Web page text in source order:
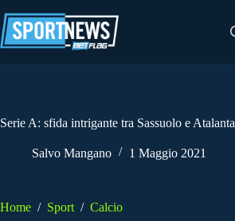
al
contenuto
Serie A: sfida intrigante tra Sassuolo e Atalanta
Salvo Mangano 1 Maggio 2021
Home / Sport / Calcio